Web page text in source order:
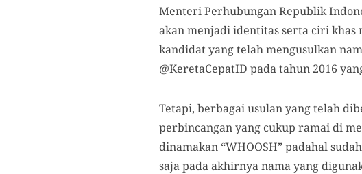
Menteri Perhubungan Republik
akan menjadi identitas serta ciri
kandidat yang telah mengusulkan
@KeretaCepatID pada tahun 2016
Tetapi, berbagai usulan yang telah
perbincangan yang cukup ramai di
dinamakan “WHOOSH” padahal
saja pada akhirnya nama yang